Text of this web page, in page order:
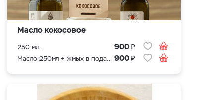
Масло кокосовое
250 мл. 900₽
Масло 250мл + жмых в подарок 900₽